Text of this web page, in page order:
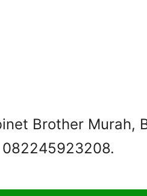
Brother Murah,